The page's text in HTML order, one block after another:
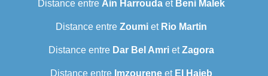
Distance entre Ain Harroudaet Beni Malek
Distance entre Zoumiet Rio Martin
Distance entre Dar Bel AmrietZagora
Distance entre Imzoureneet El Hajeb